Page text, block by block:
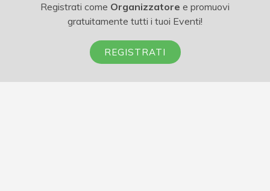
Registrati come Organizzatore e promuovi
gratuitamente tutti i tuoi Eventi!
REGISTRATI